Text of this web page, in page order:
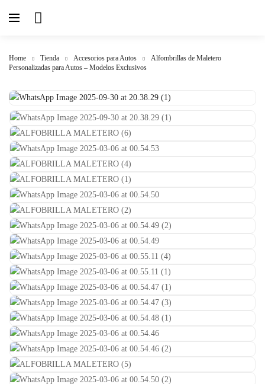
Home Tienda Accesorios para Autos
Alfombrillas de Maletero
Personalizadas para Autos – Modelos Exclusivos